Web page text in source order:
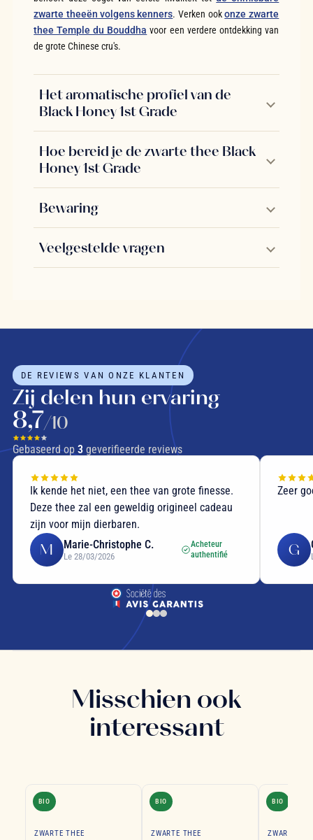
zwarte theeën volgens kenners. Verken ookonze zwarte
thee Temple du Bouddha voor een verdere ontdekking van
de grote Chinese cru's.
Het aromatische profiel van de
Black Honey 1st Grade
Hoe bereid je de zwarte thee Black
Honey 1st Grade
Bewaring
Veelgestelde vragen
DE REVIEWS VAN ONZE KLANTEN
Zij delen hun ervaring
8,7/10
Gebaseerd op 3geverifieerde reviews
Ik kende het niet, een thee van grote finesse.
Deze thee zal een geweldig origineel cadeau
zijn voor mijn dierbaren.
M Marie-Christophe C.
Le 28/03/2026
Acheteur
authentifié
Zeer
G
Misschien ook
interessant
BIO
ZWARTE THEE
BIO
ZWARTE THEE
BIO
ZWARTE